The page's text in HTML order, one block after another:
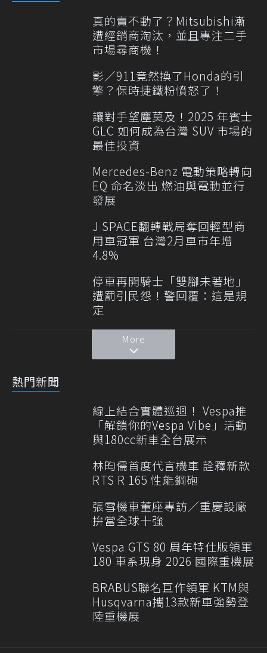
真的賣不動了？Mitsubishi漸
遭經銷商淘汰，並且專注二手
市場尋商機！
影／911竟然換了Honda的引
擎？保時捷鐵粉憤怒了！
讓對手望塵莫及！2025 年賓士
GLC 如何成為台灣 SUV 市場的
最佳投資
Mercedes-Benz 電動策略轉向
EQ 命名淡出 燃油與電動並行
發展
J SPACE翻轉戰局奪回輕型商
用車冠軍 台灣2月車市年增
4.8%
停車再開騎士「雙腳未著地」
遭罰引民怨！警回覆：這是規
定
More
熱門新聞
線上結合實體巡迴！ Vespa推
「解鎖你的Vespa Vibe」活動
與180cc新車全台展示
林昀儒首度代言機車 詮釋新款
RTS R 165 性能鋼砲
張雪機車董座專訪／重慶設廠
拚當全球十強
Vespa GTS 80 周年特仕版領軍
180 車系現身 2026 國際重機展
BRABUS聯名巨作領軍 KTM與
Husqvarna攜13款新車強勢登
陸重機展